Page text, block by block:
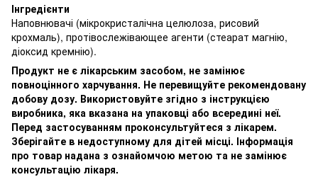
Інгредієнти
Наповнювачі (мікрокристалічна целюлоза, рисовий
крохмаль), протівослежівающее агенти (стеарат магнію,
діоксид кремнію).
Продукт не є лікарським засобом, не замінює
повноцінного харчування. Не перевищуйте рекомендовану
добову дозу. Використовуйте згідно з інструкцією
виробника, яка вказана на упаковці або всередині неї.
Перед застосуванням проконсультуйтеся з лікарем.
Зберігайте в недоступному для дітей місці. Інформація
про товар надана з ознайомчою метою та не замінює
консультацію лікаря.